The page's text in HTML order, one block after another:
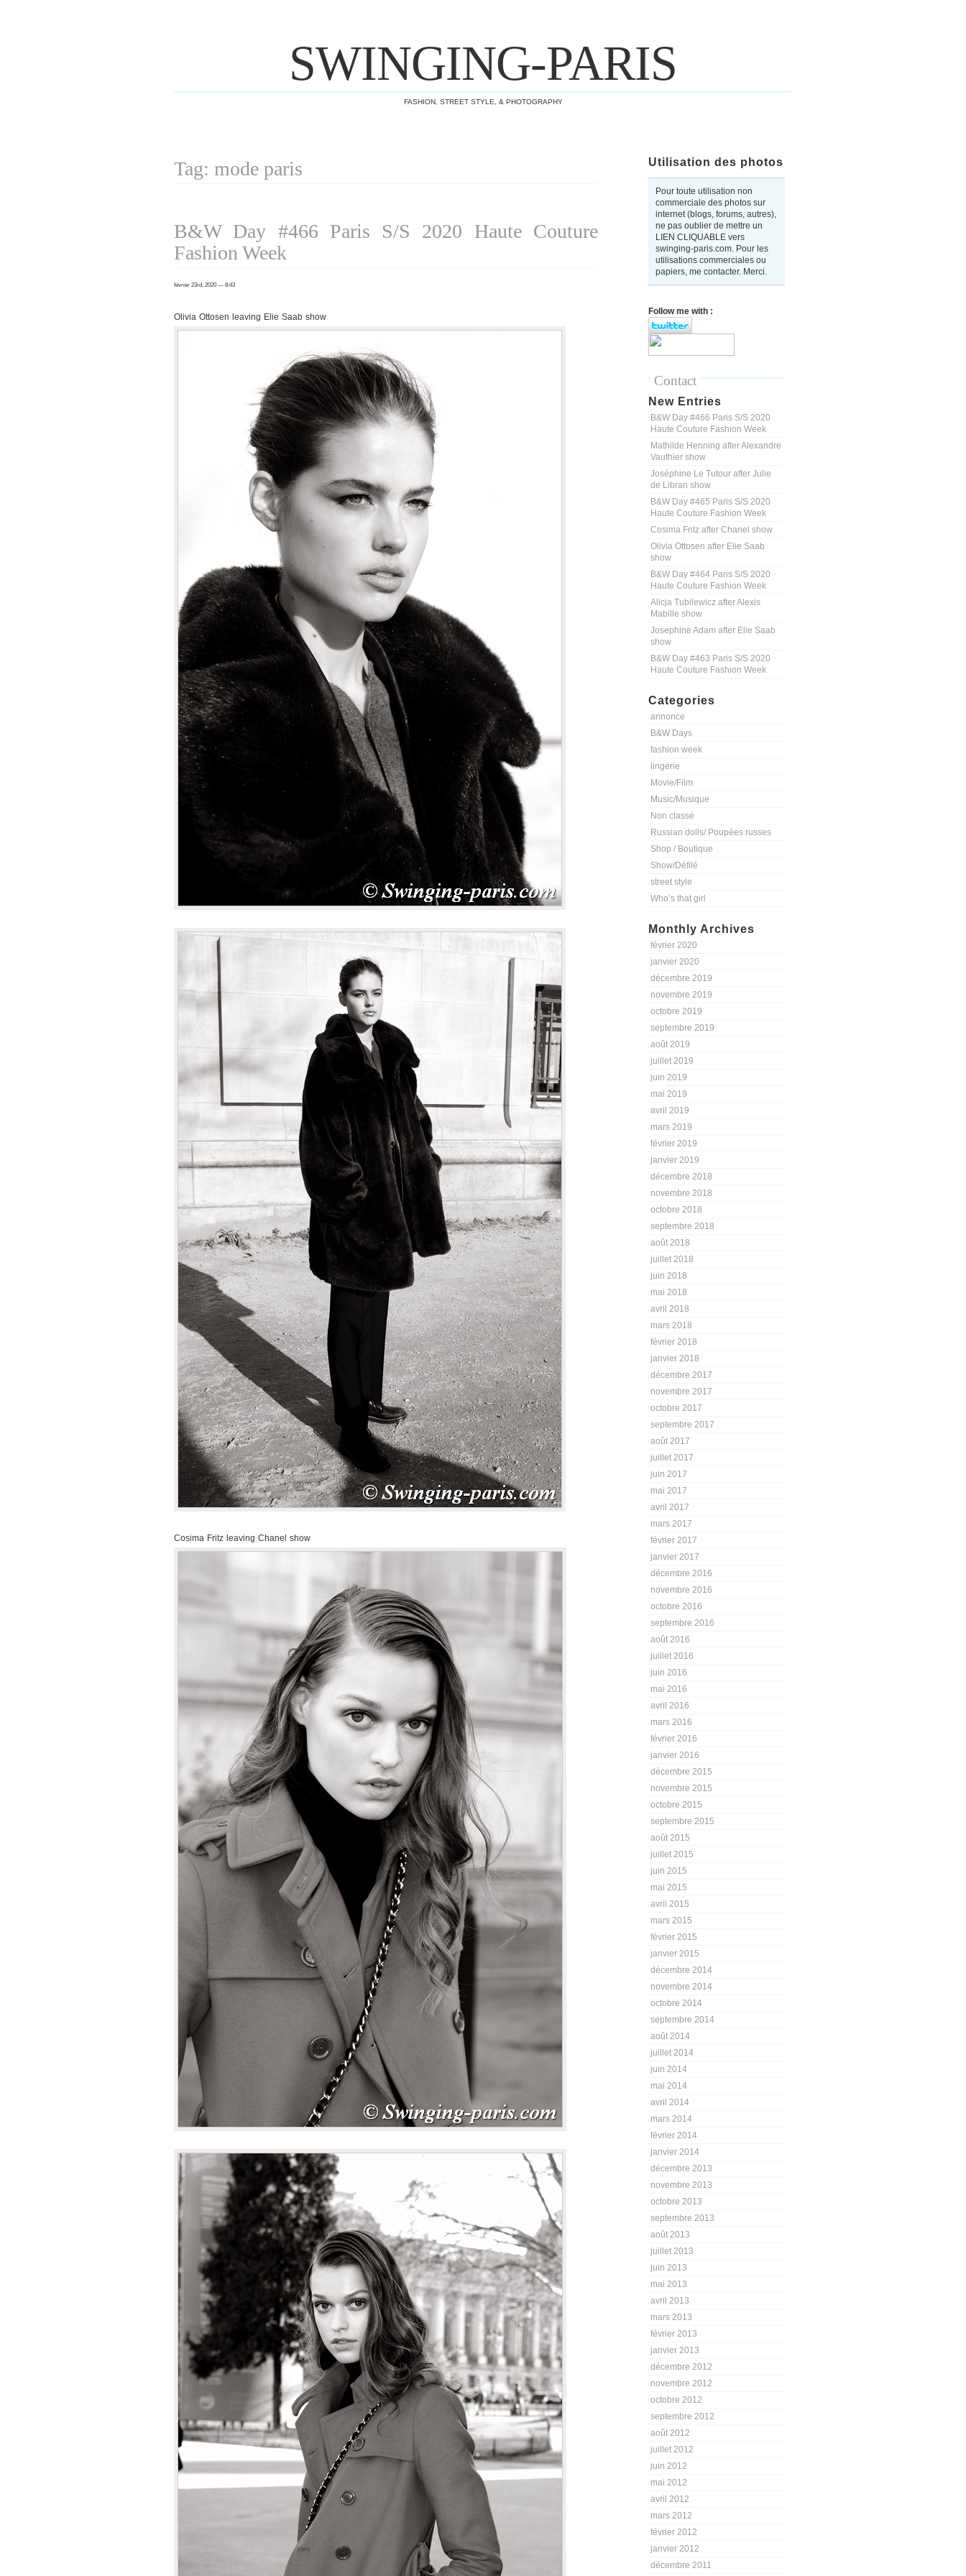
SWINGING-PARIS
FASHION, STREET STYLE, & PHOTOGRAPHY
Utilisation des photos
Pour toute utilisation non
commerciale des photos sur
internet (blogs, forums, autres),
ne pas oublier de mettre un
LIEN CLIQUABLE vers
swinging-paris.com. Pour les
utilisations commerciales ou
papiers, me contacter. Merci.
Follow me with :
Contact
New Entries
B&W Day #466 Paris S/S 2020
Haute Couture Fashion Week
Mathilde Henning after Alexandre
Vauthier show
Joséphine Le Tutour after Julie
de Libran show
B&W Day #465 Paris S/S 2020
Haute Couture Fashion Week
Cosima Fritz after Chanel show
Olivia Ottosen after Elie Saab
show
B&W Day #464 Paris S/S 2020
Haute Couture Fashion Week
Alicja Tubilewicz after Alexis
Mabille show
Josephine Adam after Elie Saab
show
B&W Day #463 Paris S/S 2020
Haute Couture Fashion Week
Categories
annonce
B&W Days
fashion week
lingerie
Movie/Film
Music/Musique
Non classé
Russian dolls/ Poupées russes
Shop / Boutique
Show/Défilé
street style
Who’s that girl
Monthly Archives
février 2020
janvier 2020
décembre 2019
novembre 2019
octobre 2019
septembre 2019
août 2019
juillet 2019
juin 2019
mai 2019
avril 2019
mars 2019
février 2019
janvier 2019
décembre 2018
novembre 2018
octobre 2018
septembre 2018
août 2018
juillet 2018
juin 2018
mai 2018
avril 2018
mars 2018
février 2018
janvier 2018
décembre 2017
novembre 2017
octobre 2017
septembre 2017
août 2017
juillet 2017
juin 2017
mai 2017
avril 2017
mars 2017
février 2017
janvier 2017
décembre 2016
novembre 2016
octobre 2016
septembre 2016
août 2016
juillet 2016
juin 2016
mai 2016
avril 2016
mars 2016
février 2016
janvier 2016
décembre 2015
novembre 2015
octobre 2015
septembre 2015
août 2015
juillet 2015
juin 2015
mai 2015
avril 2015
mars 2015
février 2015
janvier 2015
décembre 2014
novembre 2014
octobre 2014
septembre 2014
août 2014
juillet 2014
juin 2014
mai 2014
avril 2014
mars 2014
février 2014
janvier 2014
décembre 2013
novembre 2013
octobre 2013
septembre 2013
août 2013
juillet 2013
juin 2013
mai 2013
avril 2013
mars 2013
février 2013
janvier 2013
décembre 2012
novembre 2012
octobre 2012
septembre 2012
août 2012
juillet 2012
juin 2012
mai 2012
avril 2012
mars 2012
février 2012
janvier 2012
décembre 2011
Tag: mode paris
B&W Day #466 Paris S/S 2020 Haute Couture
Fashion Week
février 23rd, 2020 — 8:43
Olivia Ottosen leaving Elie Saab show
Cosima Fritz leaving Chanel show